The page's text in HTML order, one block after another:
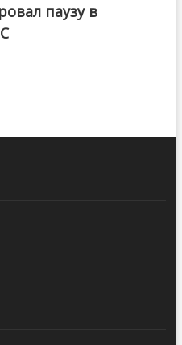
паузу в